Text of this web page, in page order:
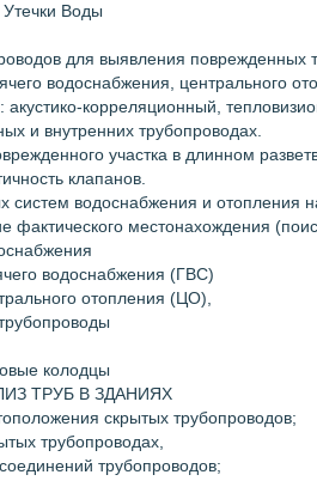
Воды
для выявления
водоснабжения, центрального
корреляционный,
и внутренних трубопроводах.
участка в длинном
клапанов.
систем водоснабжения и отопления
фактического местонахождения
водоснабжения (ГВС)
отопления (ЦО),
колодцы
ТРУБ В ЗДАНИЯХ
скрытых трубопроводов;
трубопроводах,
трубопроводов;